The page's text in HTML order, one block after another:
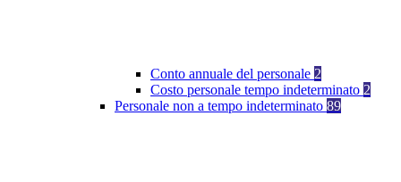
Conto annuale del personale 2
Costo personale tempo indeterminato 2
Personale non a tempo indeterminato 89